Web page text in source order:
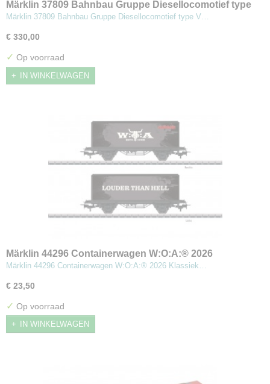
Märklin 37809 Bahnbau Gruppe Diesellocomotief type
V 220
Märklin 37809 Bahnbau Gruppe Diesellocomotief type V…
€ 330,00
✓ Op voorraad
IN WINKELWAGEN
Märklin 44296 Containerwagen W:O:A:® 2026
Märklin 44296 Containerwagen W:O:A:® 2026 Klassiek…
€ 23,50
✓ Op voorraad
IN WINKELWAGEN